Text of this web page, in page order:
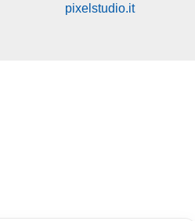
pixelstudio.it